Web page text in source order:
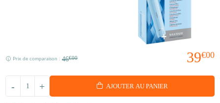
39€00
Prix de comparaison : 46€00
+
- AJOUTER AU PANIER